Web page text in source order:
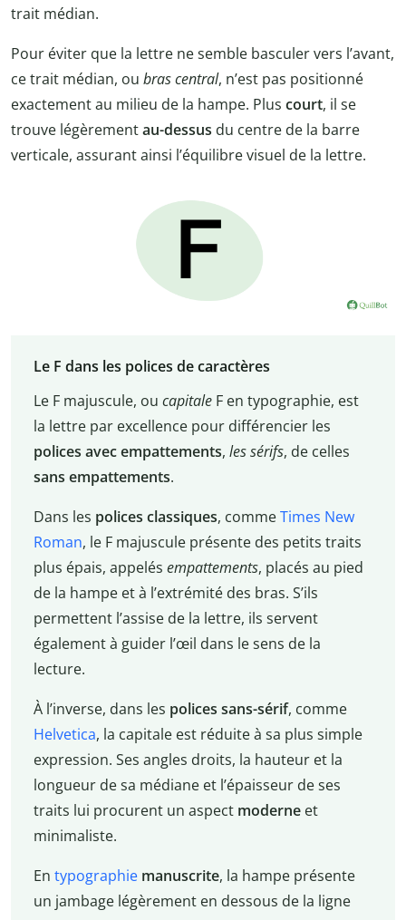
trait médian.
Pour éviter que la lettre ne semble basculer vers l’avant,
ce trait médian, ou bras central, n’est pas positionné
exactement au milieu de la hampe. Plus court, il se
trouve légèrementau-dessus du centre de la barre
verticale, assurant ainsi l’équilibre visuel de la lettre.
Le F dans les polices de caractères
Le F majuscule, ou capitaleF en typographie, est
la lettre par excellence pour différencier les
polices avec empattements, les sérifs, de celles
sans empattements.
Dans les polices classiques, commeTimes New
Roman, le F majuscule présente des petits traits
plus épais, appelés empattements, placés au pied
de la hampe et à l’extrémité des bras. S’ils
permettent l’assise de la lettre, ils servent
également à guider l’œil dans le sens de la
lecture.
À l’inverse, dans les polices sans-sérif, comme
Helvetica, la capitale est réduite à sa plus simple
expression. Ses angles droits, la hauteur et la
longueur de sa médiane et l’épaisseur de ses
traits lui procurent un aspect moderneet
minimaliste.
En typographie manuscrite, la hampe présente
un jambage légèrement en dessous de la ligne